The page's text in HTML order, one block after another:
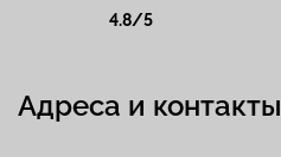
4.8/5
Адреса и контакты